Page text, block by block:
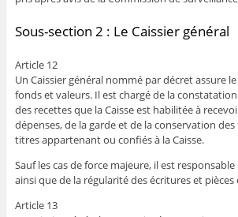
Sous-section 2 : Le Caissier général
Article 12
Un Caissier général nommé par décret assure
fonds et valeurs. Il est chargé de la
des recettes que la Caisse est habilitée à
dépenses, de la garde et de la conservation
titres appartenant ou confiés à la Caisse.
Sauf les cas de force majeure, il est
ainsi que de la régularité des écritures et
Article 13